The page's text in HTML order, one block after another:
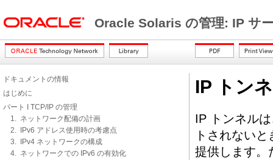
Oracle Solaris の管理: IP サ
ドキュメントの情報
はじめに
パート I TCP/IP の管理
1. ネットワーク配備の計画
2. IPv6 アドレス使用時の考慮点
3. IPv4 ネットワークの構成
4. ネットワークでの IPv6 の有効化
IP トン
IP トンネル
トされない
提供します。